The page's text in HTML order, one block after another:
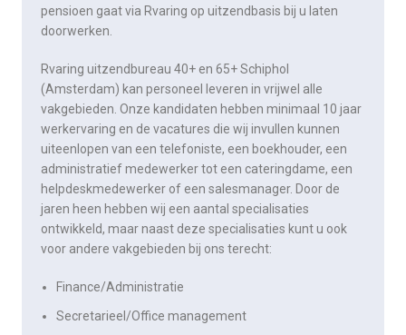
pensioen gaat via Rvaring op uitzendbasis bij u laten
doorwerken.
​Rvaring uitzendbureau 40+ en 65+ Schiphol
(Amsterdam) kan personeel leveren in vrijwel alle
vakgebieden. Onze kandidaten hebben minimaal 10 jaar
werkervaring en de vacatures die wij invullen kunnen
uiteenlopen van een telefoniste, een boekhouder, een
administratief medewerker tot een cateringdame, een
helpdeskmedewerker of een salesmanager. Door de
jaren heen hebben wij een aantal specialisaties
ontwikkeld, maar naast deze specialisaties kunt u ook
voor andere vakgebieden bij ons terecht:
Finance/Administratie
Secretarieel/Office management